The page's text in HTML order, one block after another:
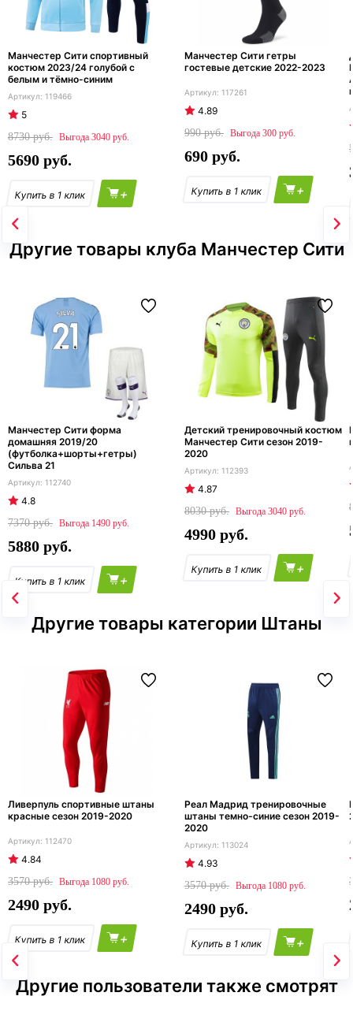
Манчестер Сити спортивный
костюм 2023/24 голубой с
белым и тёмно-синим
119466
5
8730
3040
5690
+
Манчестер Сити гетры
гостевые детские 2022-2023
117261
4.89
990
300
690
+
Другие товары клуба Манчестер Сити
Манчестер Сити форма
домашняя 2019/20
(футболка+шорты+гетры)
Сильва 21
112740
4.8
7370
1490
5880
+
Детский тренировочный костюм
Манчестер Сити сезон 2019-
2020
112393
4.87
8030
3040
4990
+
Другие товары категории Штаны
Ливерпуль спортивные штаны
красные сезон 2019-2020
112470
4.84
3570
1080
2490
+
Реал Мадрид тренировочные
штаны темно-синие сезон 2019-
2020
113024
4.93
3570
1080
2490
+
Другие пользователи также смотрят